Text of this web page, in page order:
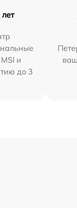
и
до 3